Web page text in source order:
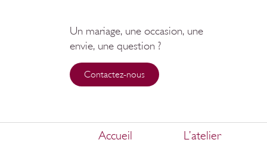
Un mariage, une occasion, une
envie, une question ?
Contactez-nous
Accueil
L’atelier